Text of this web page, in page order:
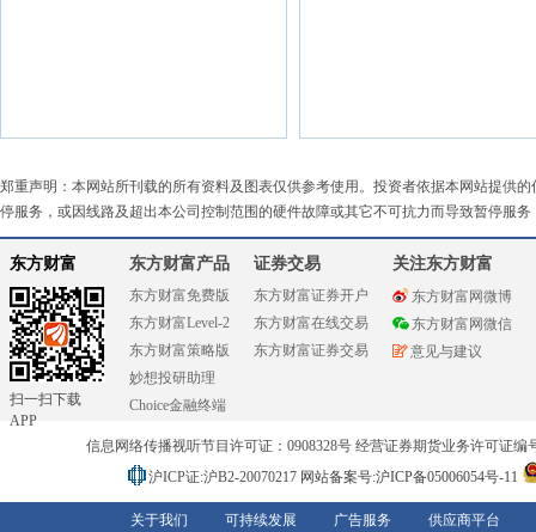
郑重声明：本网站所刊载的所有资料及图表仅供参考使用。投资者依据本网站提供
停服务，或因线路及超出本公司控制范围的硬件故障或其它不可抗力而导致暂停服
东方财富
扫一扫下载
APP
东方财富产品
东方财富免费版
东方财富Level-2
东方财富策略版
妙想投研助理
Choice金融终端
证券交易
东方财富证券开户
东方财富在线交易
东方财富证券交易
关注东方财富
东方财富网微博
东方财富网微信
意见与建议
信息网络传播视听节目许可证：0908328号 经营证券期货业务许可证编
沪ICP证:沪B2-20070217 网站备案号:沪ICP备05006054号-11
关于我们 可持续发展 广告服务 供应商平台